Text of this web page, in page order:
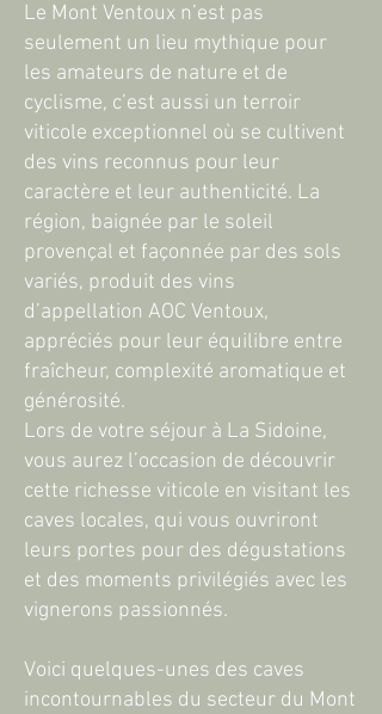
Le Mont Ventoux n’est pas
seulement un lieu mythique pour
les amateurs de nature et de
cyclisme, c’est aussi un terroir
viticole exceptionnel où se cultivent
des vins reconnus pour leur
caractère et leur authenticité. La
région, baignée par le soleil
provençal et façonnée par des sols
variés, produit des vins
d’appellation AOC Ventoux,
appréciés pour leur équilibre entre
fraîcheur, complexité aromatique et
générosité.
Lors de votre séjour à La Sidoine,
vous aurez l’occasion de découvrir
cette richesse viticole en visitant les
caves locales, qui vous ouvriront
leurs portes pour des dégustations
et des moments privilégiés avec les
vignerons passionnés.
Voici quelques-unes des caves
incontournables du secteur du Mont